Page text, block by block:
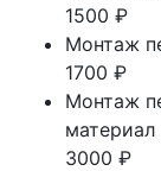
1500 ₽
Монтаж
1700 ₽
Монтаж
материал
3000 ₽